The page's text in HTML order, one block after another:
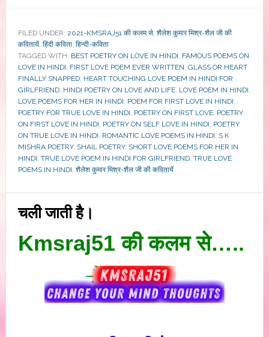
FILED UNDER: 2021-KMSRAJ51 की कलम से, शैलेश कुमार मिश्र-शैल जी की
कवितायें, हिंदी कविता, हिन्दी-कविता
TAGGED WITH: BEST POETRY ON LOVE IN HINDI, FAMOUS POEMS ON
LOVE IN HINDI, FIRST LOVE POEM EVER WRITTEN, GLASS OR HEART
FINALLY SNAPPED, HEART TOUCHING LOVE POEM IN HINDI FOR
GIRLFRIEND, HINDI POETRY ON LOVE AND LIFE, LOVE POEM IN HINDI,
LOVE POEMS FOR HER IN HINDI, POEM FOR FIRST LOVE IN HINDI,
POETRY FOR TRUE LOVE IN HINDI, POETRY ON FIRST LOVE, POETRY
ON FIRST LOVE IN HINDI, POETRY ON SELF LOVE IN HINDI, POETRY
ON TRUE LOVE IN HINDI, ROMANTIC LOVE POEMS IN HINDI, S K
MISHRA POETRY, SHAIL POETRY, SHORT LOVE POEMS FOR HER IN
HINDI, TRUE LOVE POEM IN HINDI FOR GIRLFRIEND, TRUE LOVE
POEMS IN HINDI, शैलेश कुमार मिश्र-शैल जी की कवितायें
चली जाती है।
Kmsraj51 की कलम से…..